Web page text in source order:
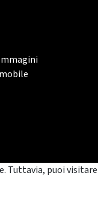
Tuttavia, puoi visitare